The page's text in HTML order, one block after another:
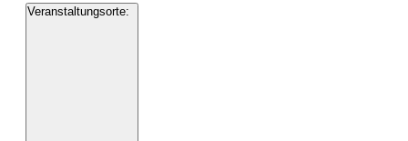
Veranstaltungsorte: